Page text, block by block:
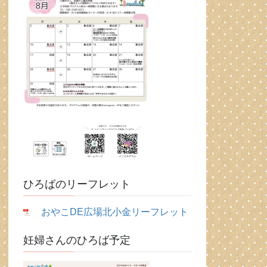
ひろばのリーフレット
おやこDE広場北小金リーフレット
妊婦さんのひろば予定